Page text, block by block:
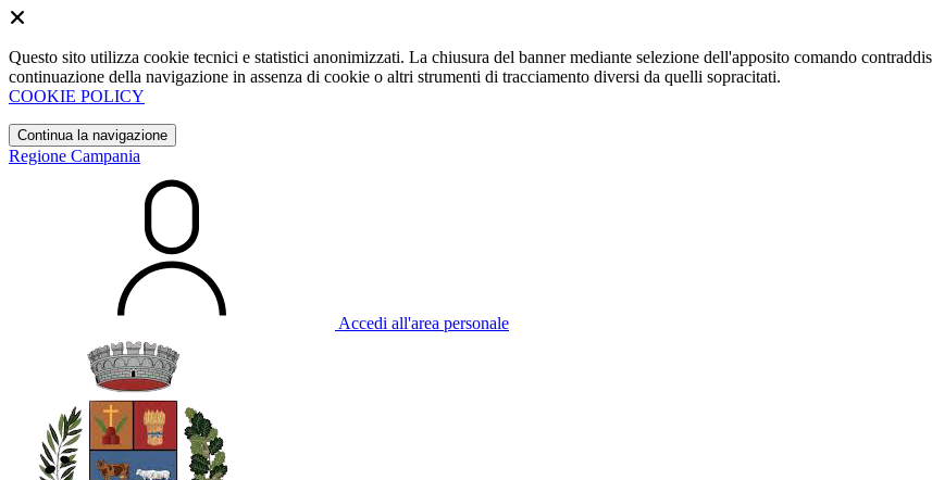
Questo sito utilizza cookie tecnici e statistici anonimizzati. La chiusura del banner mediante selezione dell'apposito comando
continuazione della navigazione in assenza di cookie o altri strumenti di tracciamento diversi da quelli sopracitati.
COOKIE POLICY
Continua la navigazione
Regione Campania
Accedi all'area personale